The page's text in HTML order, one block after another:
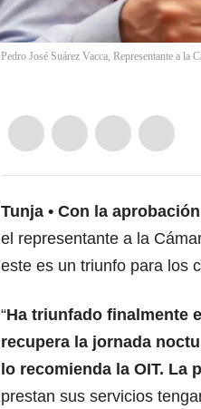
Pedro José Suárez Vacca, Representante a la
Tunja
Con la
el representante a la
este es un triunfo para los
“Ha triunfado finalmente
recupera la jornada
lo recomienda la OIT.
prestan sus servicios